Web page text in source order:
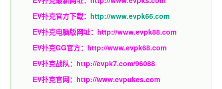
EV扑克官方下载： http://www.evpk66.com
EV扑克电脑版网址： http://www.evpk88.com
EV扑克GG官方： http://www.evpk68.com
EV扑克战队： http://evpk7.com/96088
EV扑克官网： http://www.evpukes.com